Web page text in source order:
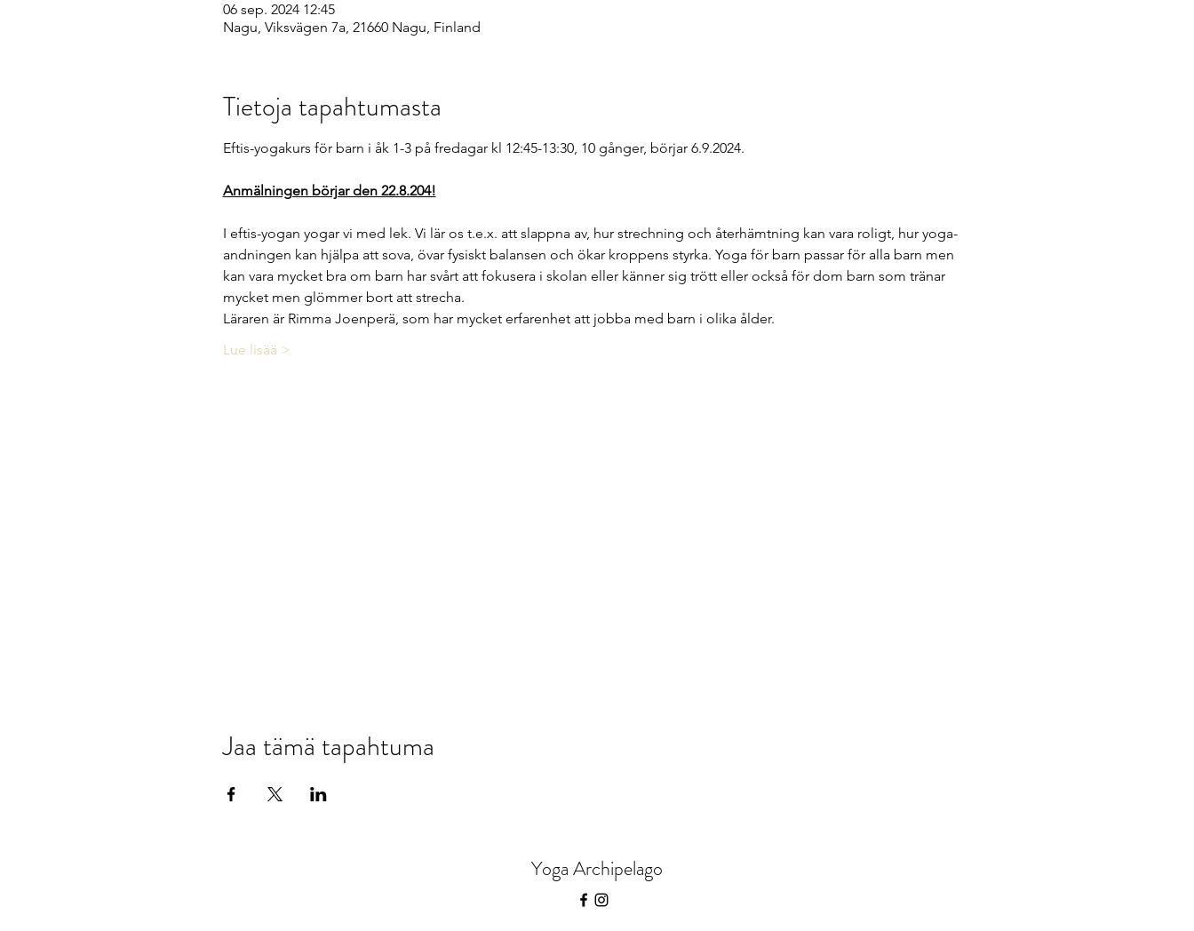
06 sep. 2024 12:45
Nagu, Viksvägen 7a, 21660 Nagu, Finland
Tietoja tapahtumasta
Eftis-yogakurs för barn i åk 1-3 på fredagar kl 12:45-13:30, 10 gånger, börjar 6.9.2024.
Anmälningen börjar den 22.8.204!
I eftis-yogan yogar vi med lek. Vi lär os t.e.x. att slappna av, hur strechning och återhämtning kan vara roligt, hur yoga-
andningen kan hjälpa att sova, övar fysiskt balansen och ökar kroppens styrka. Yoga för barn passar för alla barn men
kan vara mycket bra om barn har svårt att fokusera i skolan eller känner sig trött eller också för dom barn som tränar
mycket men glömmer bort att strecha.
Läraren är Rimma Joenperä, som har mycket erfarenhet att jobba med barn i olika ålder.
Lue lisää >
Jaa tämä tapahtuma
Yoga Archipelago